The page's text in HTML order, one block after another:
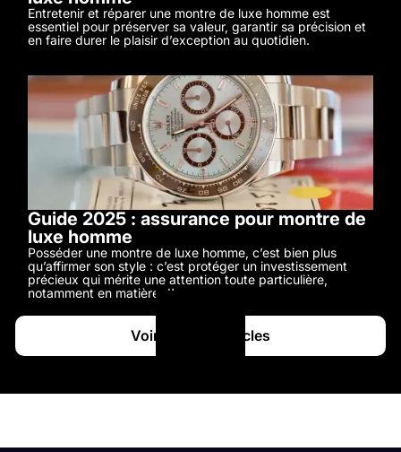
Entretenir et réparer une montre de luxe homme est
essentiel pour préserver sa valeur, garantir sa précision et
en faire durer le plaisir d’exception au quotidien.
Guide 2025 : assurance pour montre de
luxe homme
Posséder une montre de luxe homme, c’est bien plus
qu’affirmer son style : c’est protéger un investissement
précieux qui mérite une attention toute particulière,
notamment en matière d’assurance.
Voir tous les articles